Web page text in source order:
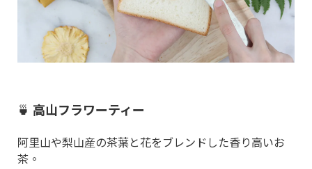
🍵 高山フラワーティー
阿里山や梨山産の茶葉と花をブレンドした香り高いお
茶。